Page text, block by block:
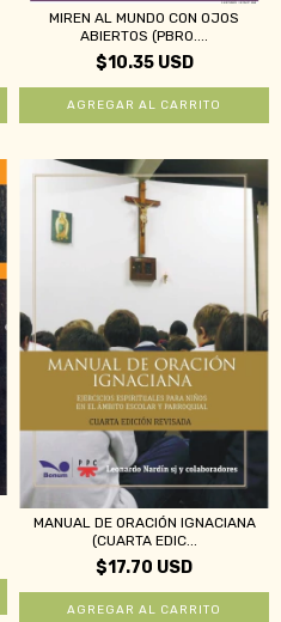
MIREN AL MUNDO CON OJOS
ABIERTOS (PBRO....
$10.35 USD
MANUAL DE ORACIÓN IGNACIANA
(CUARTA EDIC...
$17.70 USD